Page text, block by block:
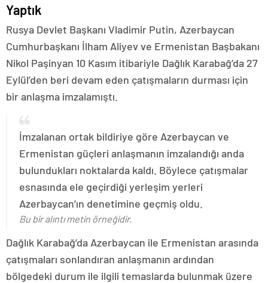
Yaptık
Rusya Devlet Başkanı Vladimir Putin, Azerbaycan
Cumhurbaşkanı İlham Aliyev ve Ermenistan Başbakanı
Nikol Paşinyan 10 Kasım itibariyle Dağlık Karabağ’da 27
Eylül’den beri devam eden çatışmaların durması için
bir anlaşma imzalamıştı.
İmzalanan ortak bildiriye göre Azerbaycan ve
Ermenistan güçleri anlaşmanın imzalandığı anda
bulundukları noktalarda kaldı. Böylece çatışmalar
esnasında ele geçirdiği yerleşim yerleri
Azerbaycan’ın denetimine geçmiş oldu.
Bu bir alıntı metin örneğidir.
Dağlık Karabağ’da Azerbaycan ile Ermenistan arasında
çatışmaları sonlandıran anlaşmanın ardından
bölgedeki durum ile ilgili temaslarda bulunmak üzere